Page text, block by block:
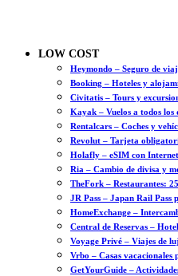
LOW COST
Heymondo – Seguro de
Booking – Hoteles y
Civitatis – Tours y
Kayak – Vuelos a todos los
Rentalcars – Coches y
Revolut – Tarjeta
Holafly – eSIM con
Ria – Cambio de divisa y
TheFork – Restaurantes:
JR Pass – Japan Rail Pass
HomeExchange –
Central de Reservas –
Voyage Privé – Viajes de
Vrbo – Casas vacacionales
GetYourGuide –